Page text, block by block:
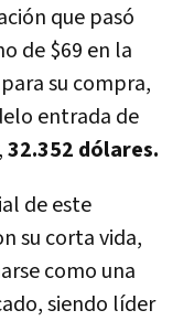
que pasó
de $69 en la
su compra,
entrada de
32.352 dólares.
de este
su corta vida,
como una
siendo líder